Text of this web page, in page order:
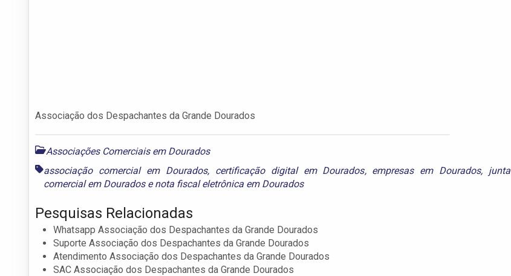
Associação dos Despachantes da Grande Dourados
Associações Comerciais em Dourados
associação comercial em Dourados, certificação digital em Dourados, empresas em Dourados, junta
comercial em Douradosenota fiscal eletrônica em Dourados
Pesquisas Relacionadas
Whatsapp Associação dos Despachantes da Grande Dourados
Suporte Associação dos Despachantes da Grande Dourados
Atendimento Associação dos Despachantes da Grande Dourados
SAC Associação dos Despachantes da Grande Dourados